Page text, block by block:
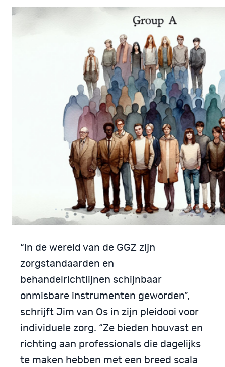
“In de wereld van de GGZ zijn
zorgstandaarden en
behandelrichtlijnen schijnbaar
onmisbare instrumenten geworden”,
schrijft Jim van Os in zijn pleidooi voor
individuele zorg. “Ze bieden houvast en
richting aan professionals die dagelijks
te maken hebben met een breed scala